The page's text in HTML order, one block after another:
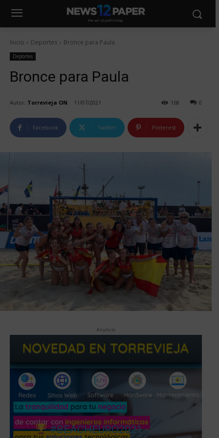
Inicio Deportes Bronce para Paula
Deportes
Bronce para Paula
Autor: Torrevieja ON 11/07/2021 0
168
Facebook Twitter Pinterest
Anuncio
#BEACHEURO2021